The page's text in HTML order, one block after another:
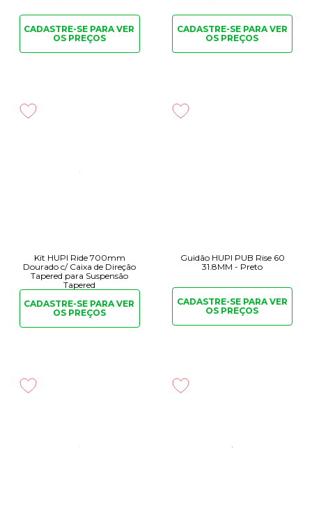
CADASTRE-SE PARA VER
OS PREÇOS
CADASTRE-SE PARAVER
OS PREÇOS
Kit HUPI Ride 700mm
Dourado c/ Caixa de Direção
Tapered para Suspensão
Tapered
CADASTRE-SE PARA VER
OS PREÇOS
Guidão HUPI PUB Rise 60
31.8MM - Preto
CADASTRE-SE PARAVER
OS PREÇOS